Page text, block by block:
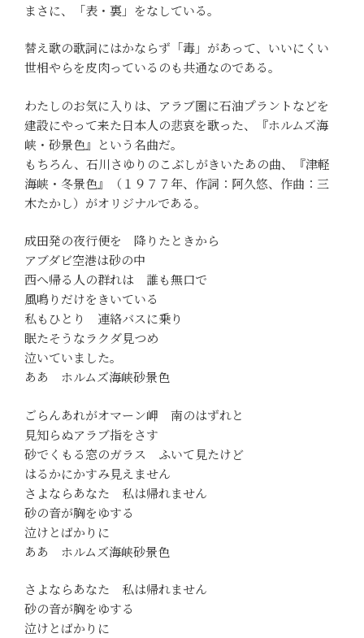
まさに、「表・裏」をなしている。
替え歌の歌詞にはかならず「毒」があって、いいにくい
世相やらを皮肉っているのも共通なのである。
わたしのお気に入りは、アラブ圏に石油プラントなどを
建設にやって来た日本人の悲哀を歌った、『ホルムズ海
峡・砂景色』という名曲だ。
もちろん、石川さゆりのこぶしがきいたあの曲、『津軽
海峡・冬景色』（１９７７年、作詞：阿久悠、作曲：三
木たかし）がオリジナルである。
成田発の夜行便を 降りたときから
アブダビ空港は砂の中
西へ帰る人の群れは 誰も無口で
風鳴りだけをきいている
私もひとり 連絡バスに乗り
眠たそうなラクダ見つめ
泣いていました。
ああ ホルムズ海峡砂景色
ごらんあれがオマーン岬 南のはずれと
見知らぬアラブ指をさす
砂でくもる窓のガラス ふいて見たけど
はるかにかすみ見えません
さよならあなた 私は帰れません
砂の音が胸をゆする
泣けとばかりに
ああ ホルムズ海峡砂景色
さよならあなた 私は帰れません
砂の音が胸をゆする
泣けとばかりに